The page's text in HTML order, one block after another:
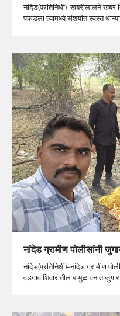
नांदेड(प्रतिनिधी)-खबरीलालने खबर
पकडला त्यामध्ये संशयीत स्वस्त
नांदेड ग्रामीण पोलीसांनी
नांदेड(प्रतिनिधी)-नांदेड ग्रामीण
वडगाव शिवारातील बाभुळ वनात